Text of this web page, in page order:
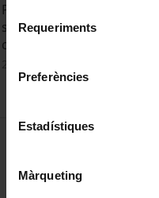
consultar laPolítica de
Selecció
de
consentiment
Requeriments
Preferències
Estadístiques
Màrqueting
Plenary 1: Building a new
scratch: implementation
cross sectoral reforms